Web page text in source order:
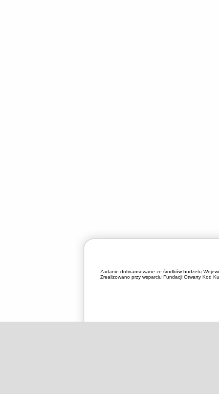
Zadanie dofinansowane ze środków budżetu
Zrealizowano przy wsparciu Fundacji Otwarty Kod